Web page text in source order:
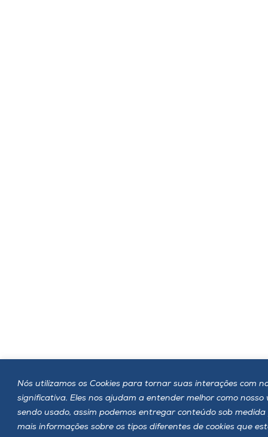
Nós utilizamos os Cookies para tornar suas interações com
significativa. Eles nos ajudam a entender melhor como nosso
sendo usado, assim podemos entregar conteúdo sob
mais informações sobre os tipos diferentes de cookies que